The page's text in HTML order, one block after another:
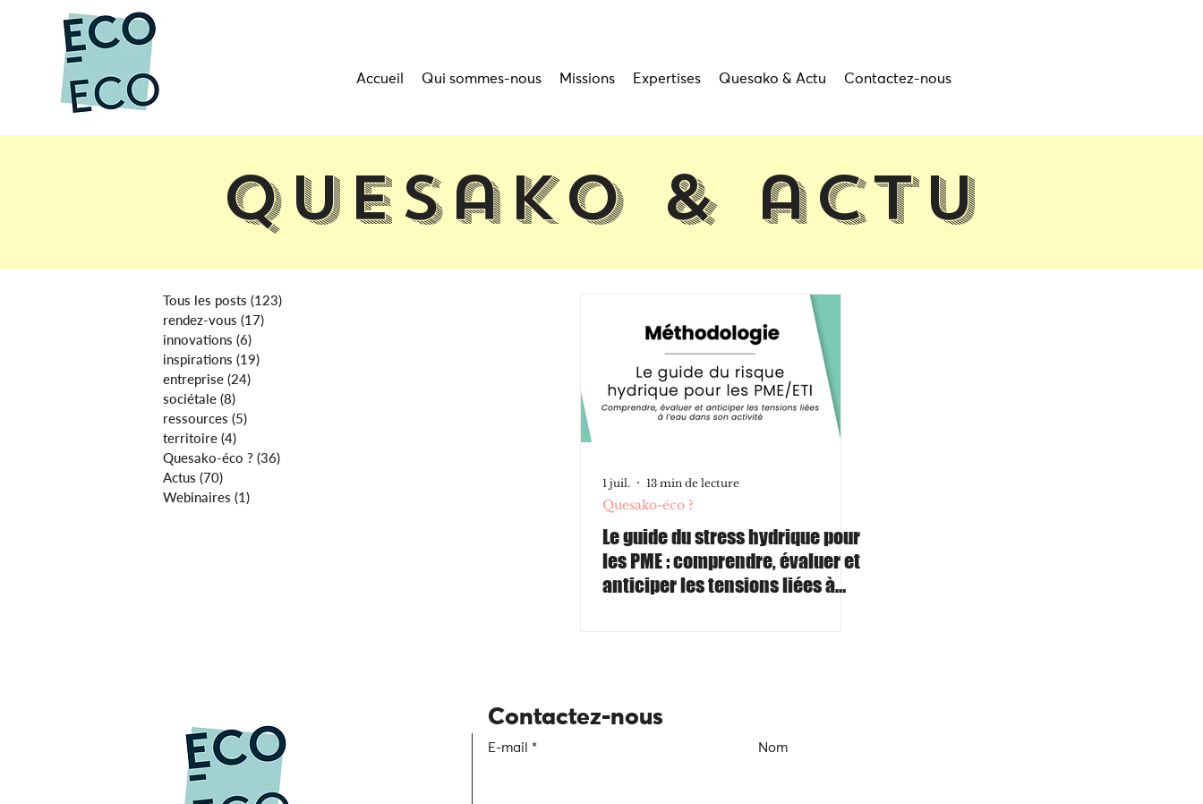
Accueil Qui sommes-nous Missions Expertises Quesako & Actu Contactez-nous
Quesako & actu
Tous les posts (123)
rendez-vous (17)
innovations (6)
inspirations (19)
entreprise (24)
sociétale (8)
ressources (5)
territoire (4)
Quesako-éco ? (36)
Actus (70)
Webinaires (1)
1 juil. 13 min de lecture
Quesako-éco ?
Le guide du stress hydrique pour
les PME : comprendre, évaluer et
anticiper les tensions liées à
Contactez-nous
E-mail Nom